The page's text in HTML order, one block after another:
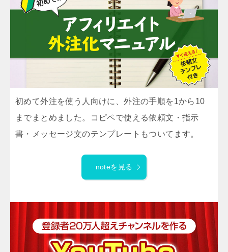
初めて外注を使う人向けに、外注の手順を1から10
までまとめました。コピペで使える依頼文・指示
書・メッセージ文のテンプレートもついてます。
noteを見る